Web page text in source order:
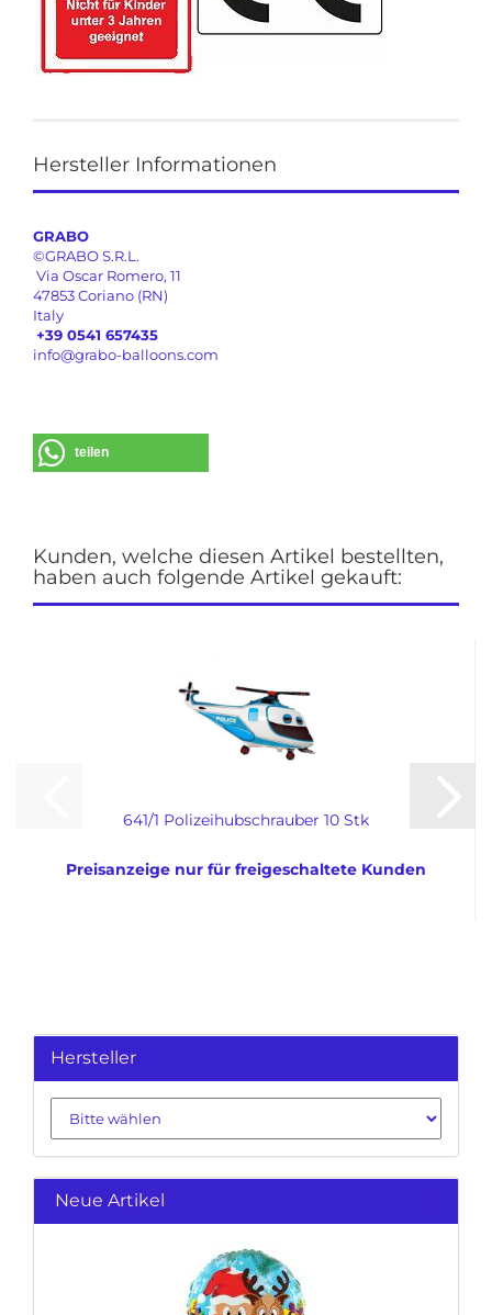
Hersteller Informationen
GRABO
©GRABO S.R.L.
Via Oscar Romero, 11
47853 Coriano (RN)
Italy
+39 0541 657435
info@grabo-balloons.com
teilen
Kunden, welche diesen Artikel bestellten,
haben auch folgende Artikel gekauft:
641/1 Polizeihubschrauber 10 Stk
Preisanzeige nur für freigeschaltete Kunden
Hersteller
Neue Artikel